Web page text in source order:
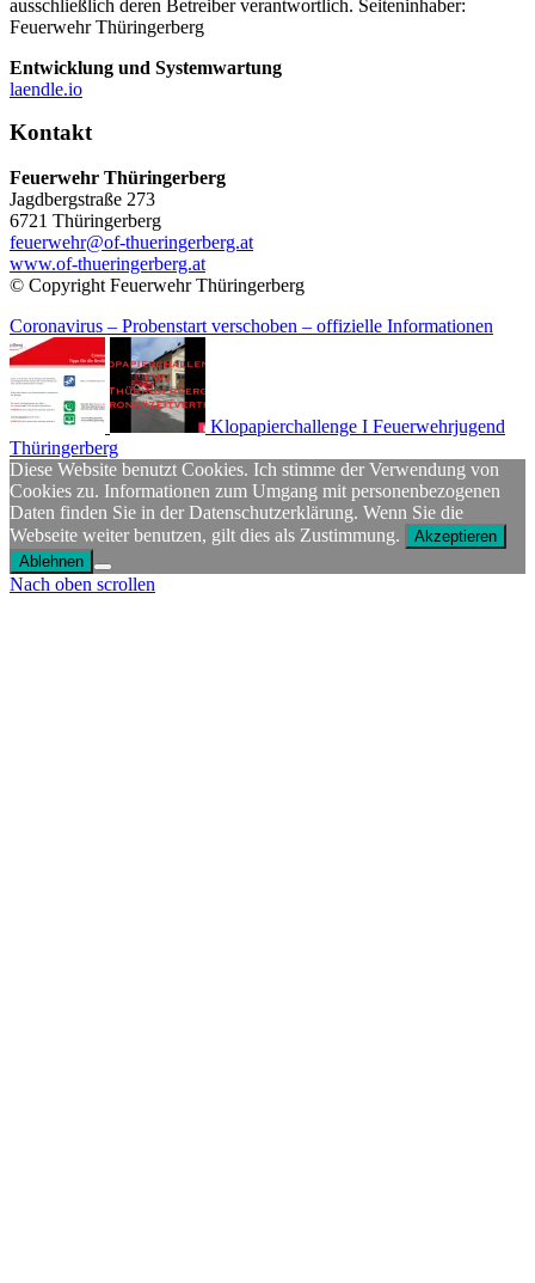
ausschließlich deren Betreiber verantwortlich. Seiteninhaber:
Feuerwehr Thüringerberg
Entwicklung und Systemwartung
laendle.io
Kontakt
Feuerwehr Thüringerberg
Jagdbergstraße 273
6721 Thüringerberg
feuerwehr@of-thueringerberg.at
www.of-thueringerberg.at
© Copyright Feuerwehr Thüringerberg
Coronavirus – Probenstart verschoben – offizielle Informationen
Klopapierchallenge I Feuerwehrjugend
Thüringerberg
Diese Website benutzt Cookies. Ich stimme der Verwendung von
Cookies zu. Informationen zum Umgang mit personenbezogenen
Daten finden Sie in der Datenschutzerklärung. Wenn Sie die
Webseite weiter benutzen, gilt dies als Zustimmung.
Akzeptieren
Ablehnen
Nach oben scrollen